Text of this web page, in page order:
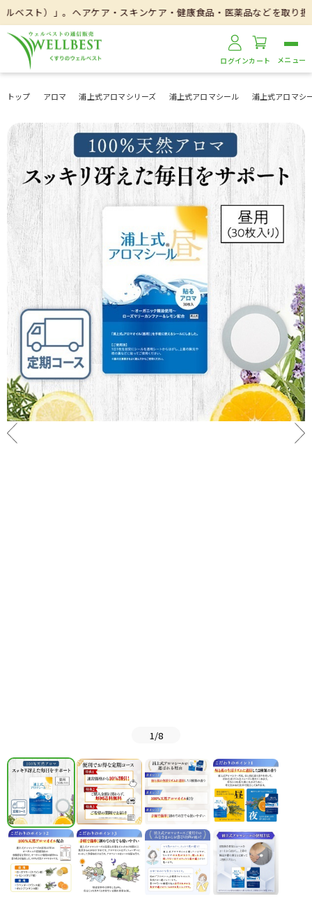
ヘアケア・スキンケア・健康食品・医薬品などを取り扱いしておりま
ログインカート
トップ アロマ 浦上式アロマシリーズ 浦上式アロマシール 浦上式アロマシ
1 /8